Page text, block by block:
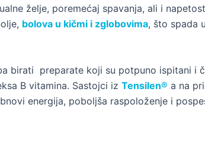
želje, poremećaj spavanja, ali i
bolova u kičmi i zglobovima, što spada
birati preparate koji su potpuno ispitani i
B vitamina. Sastojci iz Tensilen® a na
energija, poboljša raspoloženje i